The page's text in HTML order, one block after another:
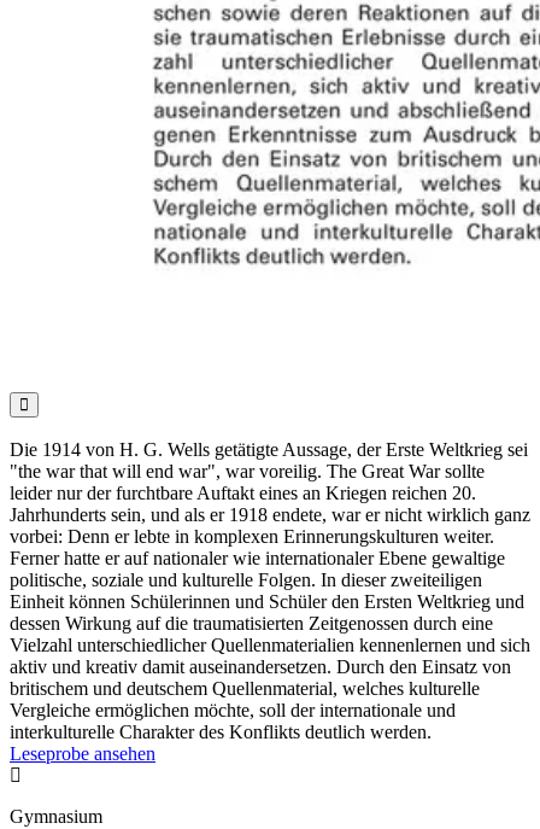

Die 1914 von H. G. Wells getätigte Aussage, der Erste Weltkrieg sei
"the war that will end war", war voreilig. The Great War sollte
leider nur der furchtbare Auftakt eines an Kriegen reichen 20.
Jahrhunderts sein, und als er 1918 endete, war er nicht wirklich ganz
vorbei: Denn er lebte in komplexen Erinnerungskulturen weiter.
Ferner hatte er auf nationaler wie internationaler Ebene gewaltige
politische, soziale und kulturelle Folgen. In dieser zweiteiligen
Einheit können Schülerinnen und Schüler den Ersten Weltkrieg und
dessen Wirkung auf die traumatisierten Zeitgenossen durch eine
Vielzahl unterschiedlicher Quellenmaterialien kennenlernen und sich
aktiv und kreativ damit auseinandersetzen. Durch den Einsatz von
britischem und deutschem Quellenmaterial, welches kulturelle
Vergleiche ermöglichen möchte, soll der internationale und
interkulturelle Charakter des Konflikts deutlich werden.
Leseprobe ansehen

Gymnasium